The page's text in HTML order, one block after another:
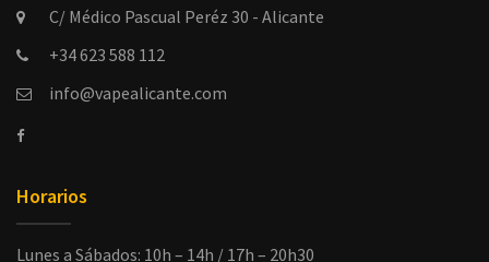
C/ Médico Pascual Peréz 30 - Alicante
+34 623 588 112
info@vapealicante.com
Horarios
Lunes a Sábados: 10h – 14h / 17h – 20h30